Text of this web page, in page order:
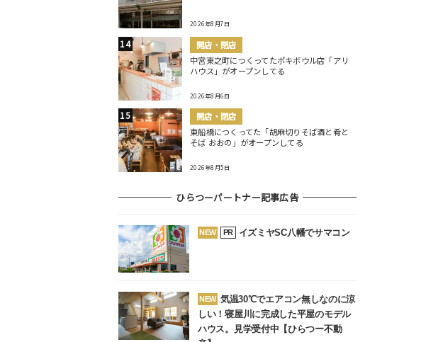
2026年8月7日
開店・閉店
中宮東之町につくってたポキボウル店「アリ
ハウス」がオープンしてる
2026年8月6日
開店・閉店
東船橋につくってた「胡麻切りそば酒と肴と
そば おおの」がオープンしてる
2026年8月5日
ひらつーパートナー記事広告
NEW PR イズミヤSC八幡でサマコン
NEW 気温30℃でエアコン無しなのに涼
しい！寝屋川に完成した平屋のモデル
ハウス。見学受付中【ひらつー不動